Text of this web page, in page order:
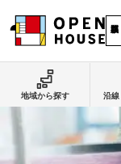
地域から探す 沿線